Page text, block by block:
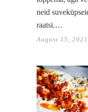
neid
raatsi.…
August 15, 2021